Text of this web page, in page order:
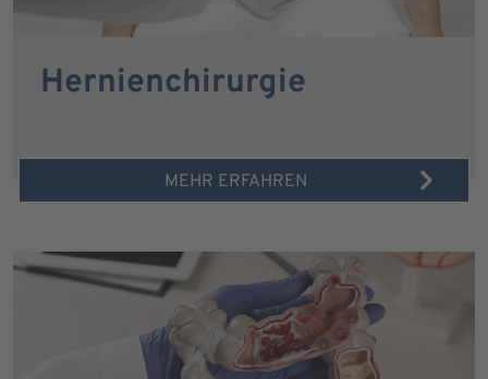
Hernienchirurgie
MEHR ERFAHREN